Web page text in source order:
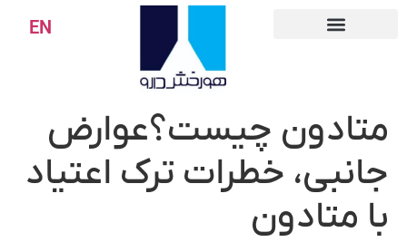
EN
متادون چیست؟عوارض
جانبی، خطرات ترک اعتیاد
با متادون